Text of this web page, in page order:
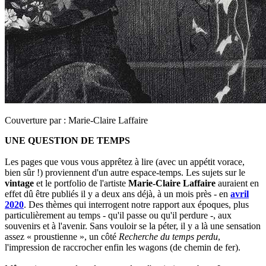
Couverture par : Marie-Claire Laffaire
UNE QUESTION DE TEMPS
Les pages que vous vous apprêtez à lire (avec un appétit vorace,
bien sûr !) proviennent d'un autre espace-temps. Les sujets sur le
vintage et le portfolio de l'artiste Marie-Claire Laffaire auraient en
effet dû être publiés il y a deux ans déjà, à un mois près - en avril
2020. Des thèmes qui interrogent notre rapport aux époques, plus
particulièrement au temps - qu'il passe ou qu'il perdure -, aux
souvenirs et à l'avenir. Sans vouloir se la péter, il y a là une sensation
assez « proustienne », un côté Recherche du temps perdu,
l'impression de raccrocher enfin les wagons (de chemin de fer).